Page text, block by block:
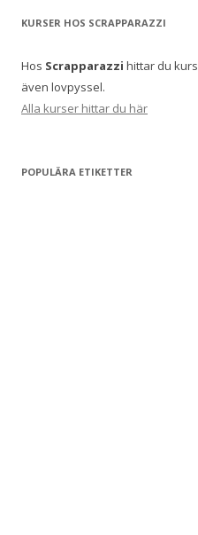
KURSER HOS SCRAPPARAZZI
Hos Scrapparazzi hittar du
även lovpyssel.
Alla kurser hittar du här
POPULÄRA ETIKETTER